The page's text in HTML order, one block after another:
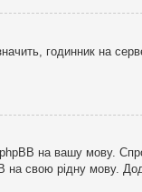
годинник на
на вашу мову.
свою рідну мову.